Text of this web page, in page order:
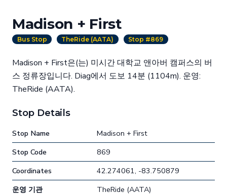
Madison + First
Bus Stop TheRide (AATA) Stop #869
Madison + First은(는) 미시간 대학교 앤아버 캠퍼스의 버
스 정류장입니다. Diag에서 도보 14분 (1104m). 운영:
TheRide (AATA).
Stop Details
Stop Name
Madison + First
Stop Code
869
Coordinates
42.274061, -83.750879
운영 기관
TheRide (AATA)